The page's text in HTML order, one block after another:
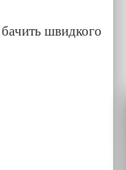
швидкого